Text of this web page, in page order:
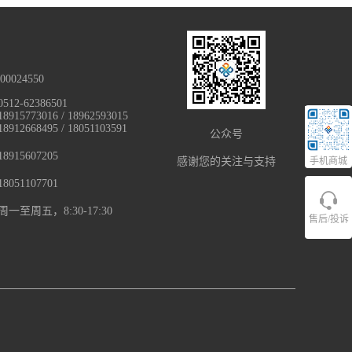
手机商城
售后/投诉
62386501
/ 18962593015
/ 18051103591
一至周五，8:30-17:30
公众号
感谢您的关注与支持